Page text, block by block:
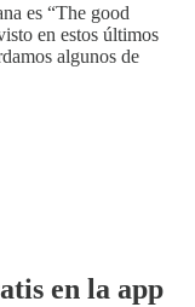
es “The good
en estos últimos
algunos de
en la app